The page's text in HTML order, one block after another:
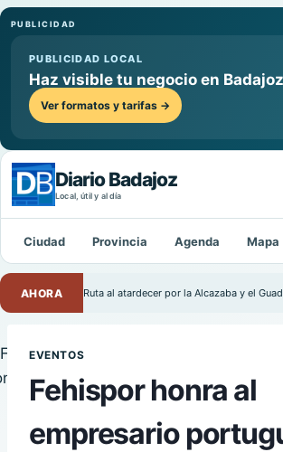
PUBLICIDAD
PUBLICIDAD LOCAL
Haz visible tu negocio en Badajoz
Ver formatos y tarifas →
Diario Badajoz
Local, útil y al día
Buscar:
Ciudad Provincia Agenda Mapa
AHORA
EVENTOS
Fehispor honra al
empresario